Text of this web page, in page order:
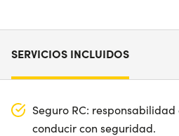
SERVICIOS INCLUIDOS
Seguro RC:
conducir con seguridad.